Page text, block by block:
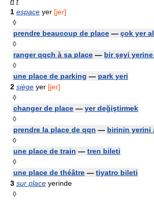
1 espace yer [jeɾ]
◊
prendre beaucoup de place — çok yer
◊
ranger qqch à sa place — bir şeyi yerine
◊
une place de parking — park yeri
2 siège yer [jeɾ]
◊
changer de place — yer değiştirmek
◊
prendre la place de qqn — birinin yerini
◊
une place de train — tren bileti
◊
une place de théâtre — tiyatro bileti
3 sur place yerinde
◊